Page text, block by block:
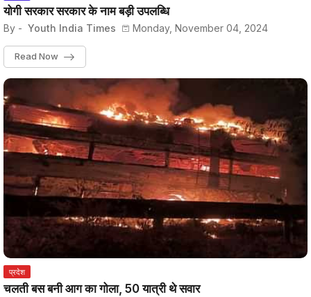
योगी सरकार सरकार के नाम बड़ी उपलब्धि
By - Youth India Times Monday, November 04, 2024
Read Now
प्रदेश
चलती बस बनी आग का गोला, 50 यात्री थे सवार